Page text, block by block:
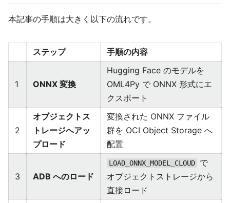
本記事の手順は大きく以下の流れです。
ステップ 手順の内容
1 ONNX 変換
Hugging Face のモデルを
OML4Py で ONNX 形式にエ
クスポート
2
オブジェクトス
トレージへアッ
プロード
変換された ONNX ファイル
群を OCI Object Storage へ
配置
3 ADB へのロード
LOAD_ONNX_MODEL_CLOUD
で
オブジェクトストレージから
直接ロード